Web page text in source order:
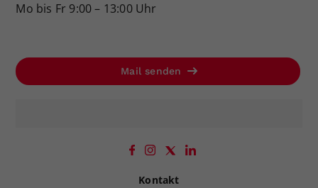
Mo bis Fr 9:00 – 13:00 Uhr
Mail senden
Kontakt